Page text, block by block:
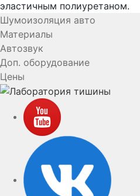
эластичным полиуретаном.
Шумоизоляция авто
Материалы
Автозвук
Доп. оборудование
Цены